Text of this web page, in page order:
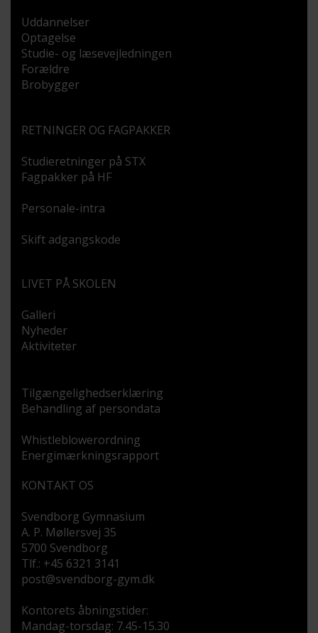
Uddannelser
Optagelse
Studie- og læsevejledningen
Forældre
Brobygger
RETNINGER OG FAGPAKKER
Studieretninger på STX
Fagpakker på HF
Personale-intra
Skift adgangskode
LIVET PÅ SKOLEN
Galleri
Nyheder
Aktiviteter
Tilgængelighedserklæring
Behandling af persondata
Whistleblowerordning
Energimærkningsrapport
KONTAKT OS
Svendborg Gymnasium
A. P. Møllersvej 35
5700 Svendborg
Tlf.: +45 6321 3141
post@svendborg-gym.dk
Kontorets åbningstider:
Mandag-torsdag: 7.45-15.30